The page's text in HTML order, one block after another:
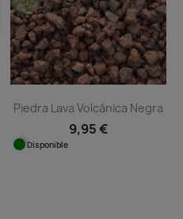
Piedra Lava Volcánica Negra
9,95 €
Disponible